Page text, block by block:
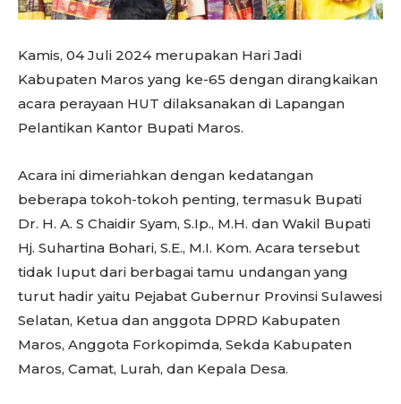
Kamis, 04 Juli 2024 merupakan Hari Jadi
Kabupaten Maros yang ke-65 dengan dirangkaikan
acara perayaan HUT dilaksanakan di Lapangan
Pelantikan Kantor Bupati Maros.
Acara ini dimeriahkan dengan kedatangan
beberapa tokoh-tokoh penting, termasuk Bupati
Dr. H. A. S Chaidir Syam, S.Ip., M.H. dan Wakil Bupati
Hj. Suhartina Bohari, S.E., M.I. Kom. Acara tersebut
tidak luput dari berbagai tamu undangan yang
turut hadir yaitu Pejabat Gubernur Provinsi Sulawesi
Selatan, Ketua dan anggota DPRD Kabupaten
Maros, Anggota Forkopimda, Sekda Kabupaten
Maros, Camat, Lurah, dan Kepala Desa.